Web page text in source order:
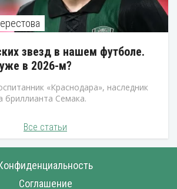
звезд в нашем футболе.
в 2026-м?
«Краснодара», наследник
бриллианта Семака.
Все статьи
Соглашение